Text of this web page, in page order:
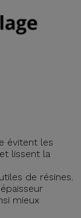
évitent les
lissent la
de résines.
mieux